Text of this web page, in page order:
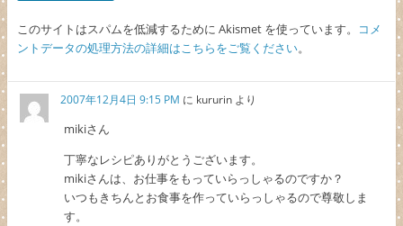
このサイトはスパムを低減するために Akismet を使っています。
コメ
ントデータの処理方法の詳細はこちらをご覧ください。
2007年12月4日 9:15 PM に kururin より
mikiさん
丁寧なレシピありがとうございます。
mikiさんは、お仕事をもっていらっしゃるのですか？
いつもきちんとお食事を作っていらっしゃるので尊敬しま
す。